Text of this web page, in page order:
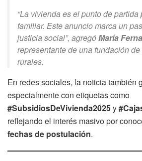
“La vivienda es el punto de
familiar. Este anuncio marca un
justicia social”, agregóMaría
representante de una fundación
rurales.
En redes sociales, la noticia también
especialmente con etiquetas como
#SubsidiosDeVivienda2025y
reflejando el interés masivo por
fechas de postulación.